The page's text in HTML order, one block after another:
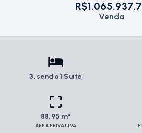
Venda
3, sendo 1 Suíte
88,95 m²
ÁREA PRIVATIVA